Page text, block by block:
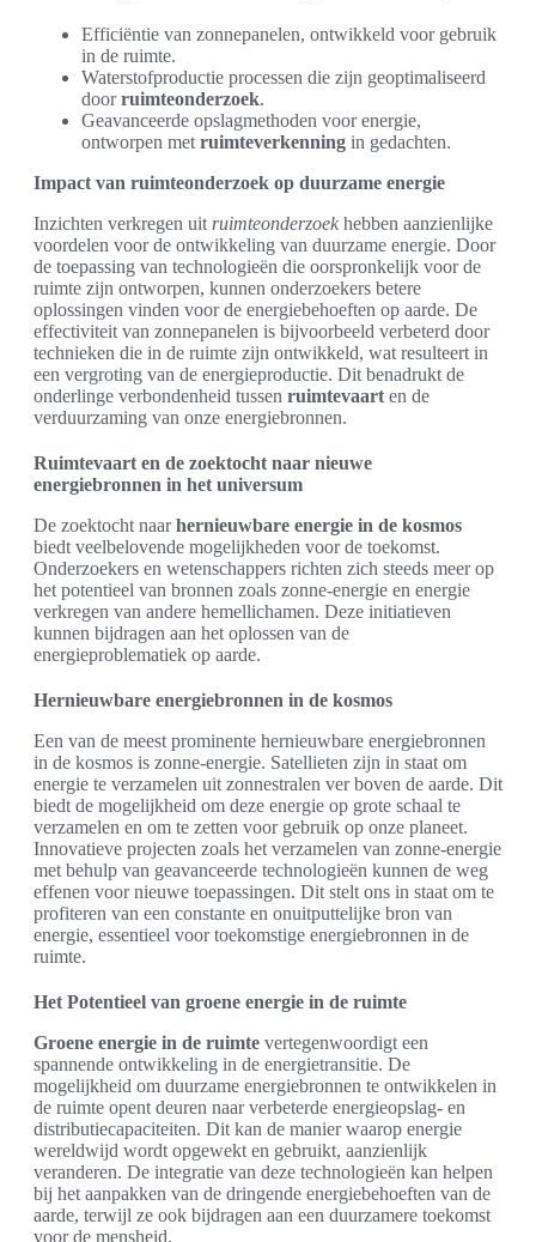
Efficiëntie van zonnepanelen, ontwikkeld voor gebruik
in de ruimte.
Waterstofproductie processen die zijn geoptimaliseerd
doorruimteonderzoek.
Geavanceerde opslagmethoden voor energie,
ontworpen met ruimteverkenning in gedachten.
Impact van ruimteonderzoek op duurzame energie
Inzichten verkregen uit ruimteonderzoek hebben aanzienlijke
voordelen voor de ontwikkeling van duurzame energie. Door
de toepassing van technologieën die oorspronkelijk voor de
ruimte zijn ontworpen, kunnen onderzoekers betere
oplossingen vinden voor de energiebehoeften op aarde. De
effectiviteit van zonnepanelen is bijvoorbeeld verbeterd door
technieken die in de ruimte zijn ontwikkeld, wat resulteert in
een vergroting van de energieproductie. Dit benadrukt de
onderlinge verbondenheid tussen ruimtevaart en de
verduurzaming van onze energiebronnen.
Ruimtevaart en de zoektocht naar nieuwe
energiebronnen in het universum
De zoektocht naarhernieuwbare energie in de kosmos
biedt veelbelovende mogelijkheden voor de toekomst.
Onderzoekers en wetenschappers richten zich steeds meer op
het potentieel van bronnen zoals zonne-energie en energie
verkregen van andere hemellichamen. Deze initiatieven
kunnen bijdragen aan het oplossen van de
energieproblematiek op aarde.
Hernieuwbare energiebronnen in de kosmos
Een van de meest prominente hernieuwbare energiebronnen
in de kosmos is zonne-energie. Satellieten zijn in staat om
energie te verzamelen uit zonnestralen ver boven de aarde. Dit
biedt de mogelijkheid om deze energie op grote schaal te
verzamelen en om te zetten voor gebruik op onze planeet.
Innovatieve projecten zoals het verzamelen van zonne-energie
met behulp van geavanceerde technologieën kunnen de weg
effenen voor nieuwe toepassingen. Dit stelt ons in staat om te
profiteren van een constante en onuitputtelijke bron van
energie, essentieel voor toekomstige energiebronnen in de
ruimte.
Het Potentieel van groene energie in de ruimte
Groene energie in de ruimte vertegenwoordigt een
spannende ontwikkeling in de energietransitie. De
mogelijkheid om duurzame energiebronnen te ontwikkelen in
de ruimte opent deuren naar verbeterde energieopslag- en
distributiecapaciteiten. Dit kan de manier waarop energie
wereldwijd wordt opgewekt en gebruikt, aanzienlijk
veranderen. De integratie van deze technologieën kan helpen
bij het aanpakken van de dringende energiebehoeften van de
aarde, terwijl ze ook bijdragen aan een duurzamere toekomst
voor de mensheid.